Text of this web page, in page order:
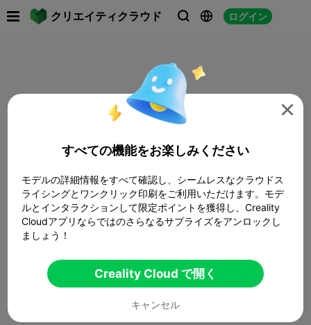
クリエイティクラウド   ログイン

すべての機能をお楽しみください
モデルの詳細情報をすべて確認し、シームレスなクラウドス
ライシングとワンクリック印刷をご利用いただけます。モデ
ルとインタラクションして限定ポイントを獲得し、Creality
Cloudアプリならではのさらなるサプライズをアンロックし
ましょう！
Creality Cloud で開く
キャンセル